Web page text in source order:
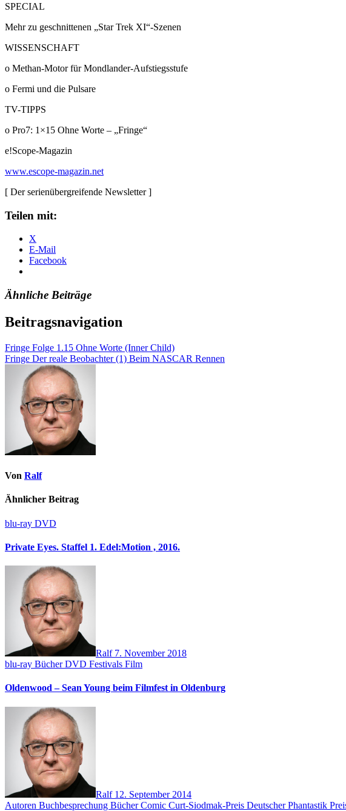
SPECIAL
Mehr zu geschnittenen „Star Trek XI“-Szenen
WISSENSCHAFT
o Methan-Motor für Mondlander-Aufstiegsstufe
o Fermi und die Pulsare
TV-TIPPS
o Pro7: 1×15 Ohne Worte – „Fringe“
e!Scope-Magazin
www.escope-magazin.net
[ Der serienübergreifende Newsletter ]
Teilen mit:
X
E-Mail
Facebook
Ähnliche Beiträge
Beitragsnavigation
Fringe Folge 1.15 Ohne Worte (Inner Child)
Fringe Der reale Beobachter (1) Beim NASCAR Rennen
Von Ralf
Ähnlicher Beitrag
blu-ray DVD
Private Eyes. Staffel 1. Edel:Motion , 2016.
Ralf 7. November 2018
blu-ray BücherDVD Festivals Film
Oldenwood – Sean Young beim Filmfest in Oldenburg
Ralf 12. September 2014
Autoren Buchbesprechung BücherComic Curt-Siodmak-Preis Deutscher Phantastik